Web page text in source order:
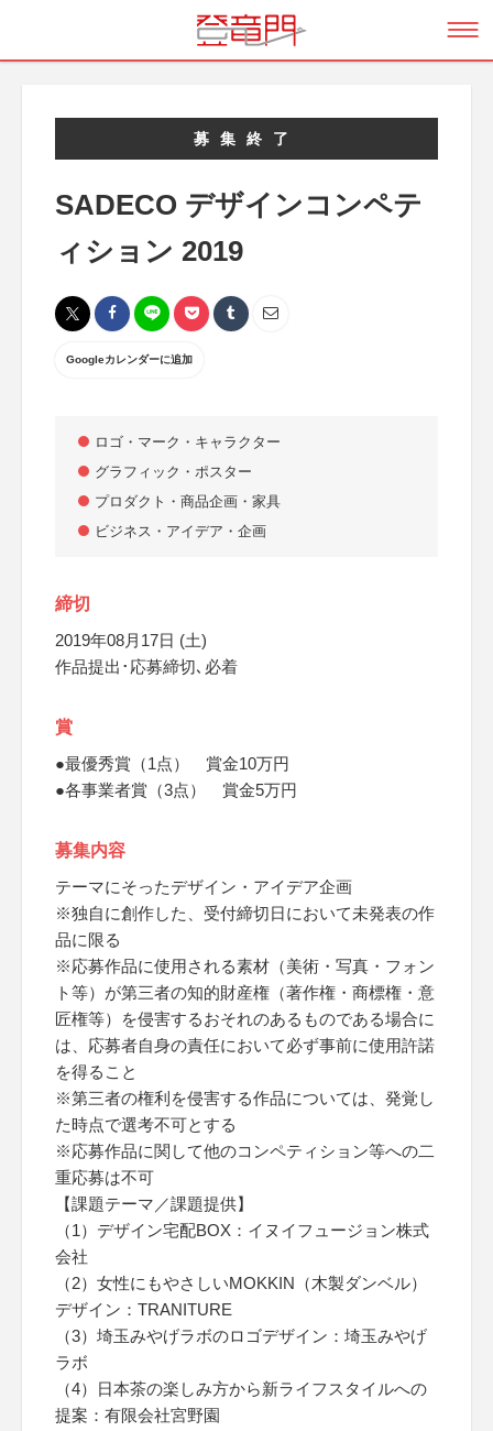
募集終了
SADECO デザインコンペテ
ィション 2019
Googleカレンダーに追加
ロゴ・マーク・キャラクター
グラフィック・ポスター
プロダクト・商品企画・家具
ビジネス・アイデア・企画
締切
2019年08月17日 (土)
作品提出･応募締切､必着
賞
●最優秀賞（1点） 賞金10万円
●各事業者賞（3点） 賞金5万円
募集内容
テーマにそったデザイン・アイデア企画
※独自に創作した、受付締切日において未発表の作
品に限る
※応募作品に使用される素材（美術・写真・フォン
ト等）が第三者の知的財産権（著作権・商標権・意
匠権等）を侵害するおそれのあるものである場合に
は、応募者自身の責任において必ず事前に使用許諾
を得ること
※第三者の権利を侵害する作品については、発覚し
た時点で選考不可とする
※応募作品に関して他のコンペティション等への二
重応募は不可
【課題テーマ／課題提供】
（1）デザイン宅配BOX：イヌイフュージョン株式
会社
（2）女性にもやさしいMOKKIN（木製ダンベル）
デザイン：TRANITURE
（3）埼玉みやげラボのロゴデザイン：埼玉みやげ
ラボ
（4）日本茶の楽しみ方から新ライフスタイルへの
提案：有限会社宮野園